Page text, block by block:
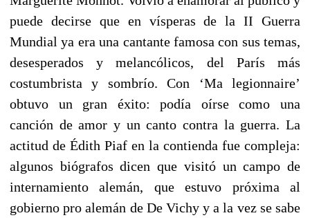
puede decirse que en vísperas de la II Guerra
Mundial ya era una cantante famosa con sus temas,
desesperados y melancólicos, del París más
costumbrista y sombrío. Con ‘Ma legionnaire’
obtuvo un gran éxito: podía oírse como una
canción de amor y un canto contra la guerra. La
actitud de Édith Piaf en la contienda fue compleja:
algunos biógrafos dicen que visitó un campo de
internamiento alemán, que estuvo próxima al
gobierno pro alemán de De Vichy y a la vez se sabe